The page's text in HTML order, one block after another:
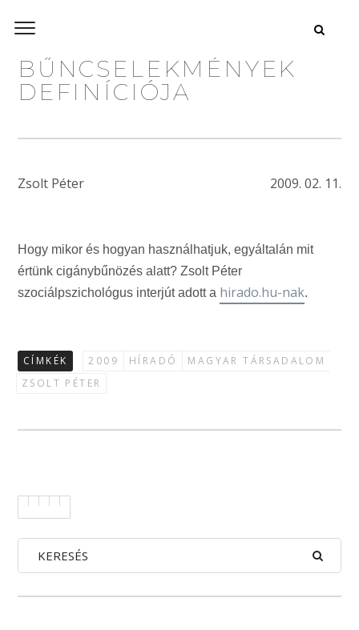
BŰNCSELEKMÉNYEK
DEFINÍCIÓJA
Zsolt Péter 2009. 02. 11.
Hogy mikor és hogyan használhatjuk, egyáltalán mit
értünk cigánybűnözés alatt? Zsolt Péter
szociálpszichológus interjút adott a hirado.hu-nak.
CÍMKÉK 2009 HÍRADÓ
MAGYAR TÁRSADALOM
ZSOLT PÉTER